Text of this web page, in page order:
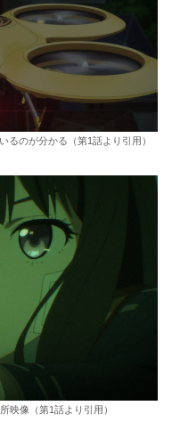
のが分かる（第1話より引用）
映像（第1話より引用）